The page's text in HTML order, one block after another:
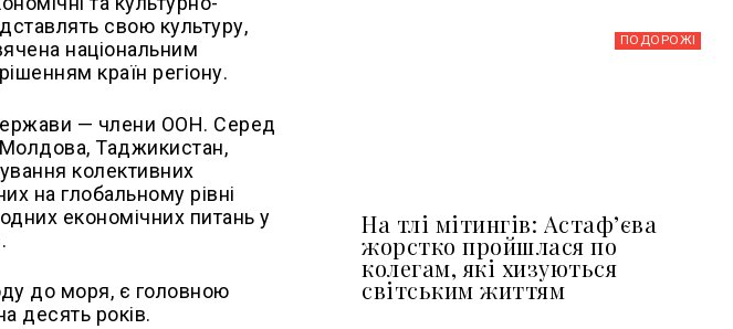
свою культуру,
національним
країн регіону.
— члени ООН. Серед
Молдова, Таджикистан,
колективних
на глобальному рівні
економічних питань у
до моря, є головною
десять років.
ПОДОРОЖІ
На тлі мітингів: Астафʼєва
жорстко пройшлася по
колегам, які хизуються
світським життям